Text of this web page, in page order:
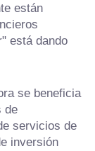
están
está dando
se beneficia
de
servicios de
inversión